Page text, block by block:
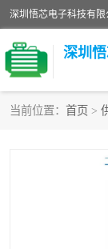
深圳
当前位置： 首页 >